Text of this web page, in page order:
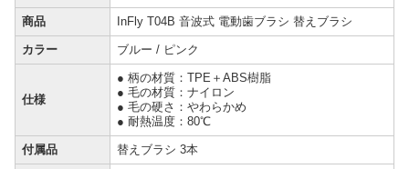
商品 InFly T04B 音波式 電動歯ブラシ 替えブラシ
カラー ブルー / ピンク
仕様
● 柄の材質：TPE＋ABS樹脂
● 毛の材質：ナイロン
● 毛の硬さ：やわらかめ
● 耐熱温度：80℃
付属品 替えブラシ 3本